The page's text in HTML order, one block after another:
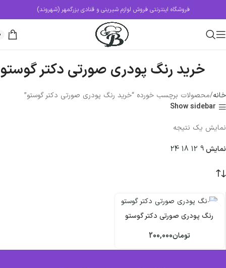
فروشگاه اینترنتی فروش لوازم شیرینی و قنادی بزرگمهر (شهروند)
خرید رنگ پودری صورتی دکتر گوستو
خانه محصولات برچسب خورده “خرید رنگ پودری صورتی دکتر گوستو”
Show sidebar
نمایش یک نتیجه
نمایش9
12
18
24
رنگ پودری صورتی دکتر گوستو
تومان200,000